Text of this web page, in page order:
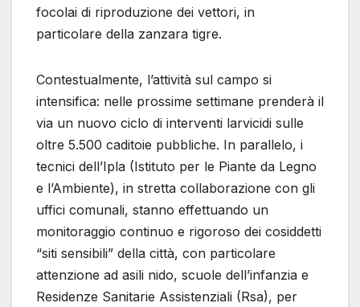
focolai di riproduzione dei vettori, in
particolare della zanzara tigre.
Contestualmente, l’attività sul campo si
intensifica: nelle prossime settimane prenderà il
via un nuovo ciclo di interventi larvicidi sulle
oltre 5.500 caditoie pubbliche. In parallelo, i
tecnici dell’Ipla (Istituto per le Piante da Legno
e l’Ambiente), in stretta collaborazione con gli
uffici comunali, stanno effettuando un
monitoraggio continuo e rigoroso dei cosiddetti
“siti sensibili” della città, con particolare
attenzione ad asili nido, scuole dell’infanzia e
Residenze Sanitarie Assistenziali (Rsa), per